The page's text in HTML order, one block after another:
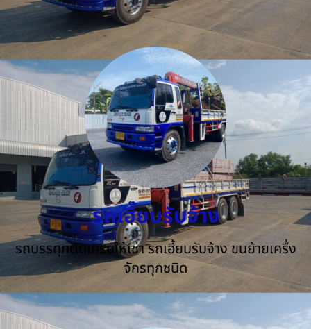
รถเฮี๊ยบรับจ้าง
รถบรรทุกติดเครนให้เช่า รถเฮี้ยบรับจ้าง ขนย้ายเครื่ง
จักรทุกชนิด